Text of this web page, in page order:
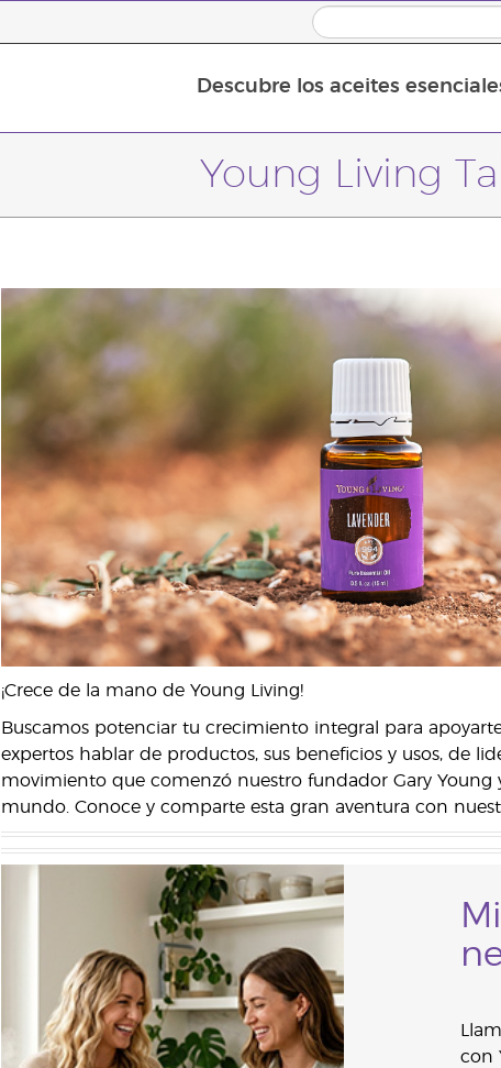
Descubre los aceites
Young Living
¡Crece de la mano de Young Living!
Buscamos potenciar tu crecimiento integral para
expertos hablar de productos, sus beneficios y usos, de
movimiento que comenzó nuestro fundador Gary Young
mundo. Conoce y comparte esta gran aventura con
con